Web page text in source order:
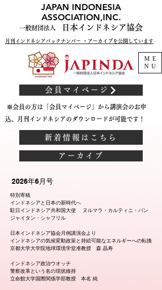
ME
NU
会員マイページ
JAPAN INDONESIA
ASSOCIATION,INC.
一般財団法人 日本インドネシア協会
新着情報はこちら
アーカイブ
※会員の方は「会員マイページ」から講演会のお申
込、月刊インドネシアのダウンロードが可能です！
月刊インドネシアバックナンバー ・アーカイブを公開しています
2026年6月号
特別寄稿
インドネシアと日本の新時代へ
駐日インドネシア共和国大使 ヌルマラ・カルティニ・パン
ジャイタン・シャフリル
日本インドネシア協会月例講演会より
インドネシアの気候変動政策と持続可能なエネルギーへの転換
京都大学大学院地球環境学堂准教授 森 晶寿
インドネシア政治ウオッチ
警察改革という名の現状維持
立命館大学国際関係学部教授 本名 純